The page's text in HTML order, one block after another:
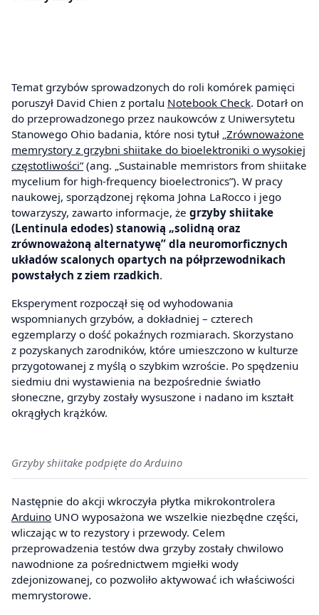
Temat grzybów sprowadzonych do roli komórek pamięci
poruszył David Chien z portalu Notebook Check. Dotarł on
do przeprowadzonego przez naukowców z Uniwersytetu
Stanowego Ohio badania, które nosi tytuł „Zrównoważone
memrystory z grzybni shiitake do bioelektroniki o wysokiej
częstotliwości”(ang. „Sustainable memristors from shiitake
mycelium for high-frequency bioelectronics”). W pracy
naukowej, sporządzonej rękoma Johna LaRocco i jego
towarzyszy, zawarto informacje, że grzyby shiitake
(Lentinula edodes) stanowią „solidną oraz
zrównoważoną alternatywę” dla neuromorficznych
układów scalonych opartych na półprzewodnikach
powstałych z ziem rzadkich.
Eksperyment rozpoczął się od wyhodowania
wspomnianych grzybów, a dokładniej – czterech
egzemplarzy o dość pokaźnych rozmiarach. Skorzystano
z pozyskanych zarodników, które umieszczono w kulturze
przygotowanej z myślą o szybkim wzroście. Po spędzeniu
siedmiu dni wystawienia na bezpośrednie światło
słoneczne, grzyby zostały wysuszone i nadano im kształt
okrągłych krążków.
Grzyby shiitake podpięte do Arduino
Następnie do akcji wkroczyła płytka mikrokontrolera
Arduino UNO wyposażona we wszelkie niezbędne części,
wliczając w to rezystory i przewody. Celem
przeprowadzenia testów dwa grzyby zostały chwilowo
nawodnione za pośrednictwem mgiełki wody
zdejonizowanej, co pozwoliło aktywować ich właściwości
memrystorowe.